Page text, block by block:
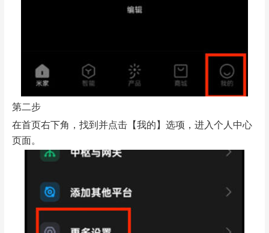
第二步
在首页右下角，找到并点击【我的】选项，进入个人中心
页面。